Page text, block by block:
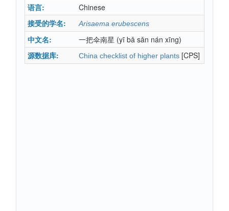
语言:
Chinese
接受的学名:
Arisaema erubescens
中文名: 一把伞南星 (yī bǎ sǎn nán xīng)
源数据库:
China checklist of higher plants [CPS]